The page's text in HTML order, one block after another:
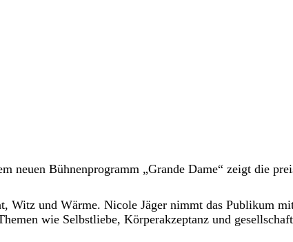
neuen Bühnenprogramm „Grande Dame“ zeigt die
Witz und Wärme. Nicole Jäger nimmt das Publikum
wie Selbstliebe, Körperakzeptanz und